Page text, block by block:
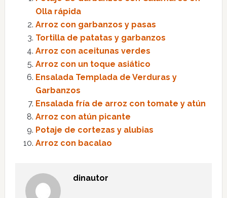
Olla rápida
Arroz con garbanzos y pasas
Tortilla de patatas y garbanzos
Arroz con aceitunas verdes
Arroz con un toque asiático
Ensalada Templada de Verduras y
Garbanzos
Ensalada fría de arroz con tomate y atún
Arroz con atún picante
Potaje de cortezas y alubias
Arroz con bacalao
dinautor